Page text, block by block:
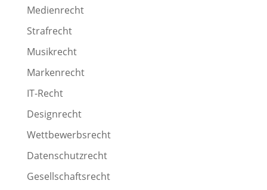
Medienrecht
Strafrecht
Musikrecht
Markenrecht
IT-Recht
Designrecht
Wettbewerbsrecht
Datenschutzrecht
Gesellschaftsrecht